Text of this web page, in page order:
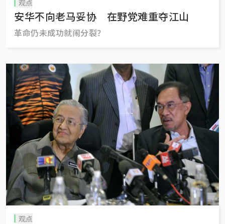
观点
安华不向老马妥协 在野党难重夺江山
革命仍未成功就闹分裂？
观点